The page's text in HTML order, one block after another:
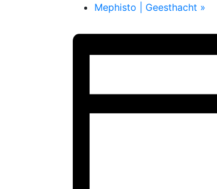
Mephisto | Geesthacht »